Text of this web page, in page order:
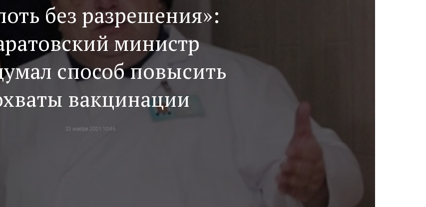
без разрешения»:
министр
способ повысить
вакцинации
23 ноября 2021 10:46